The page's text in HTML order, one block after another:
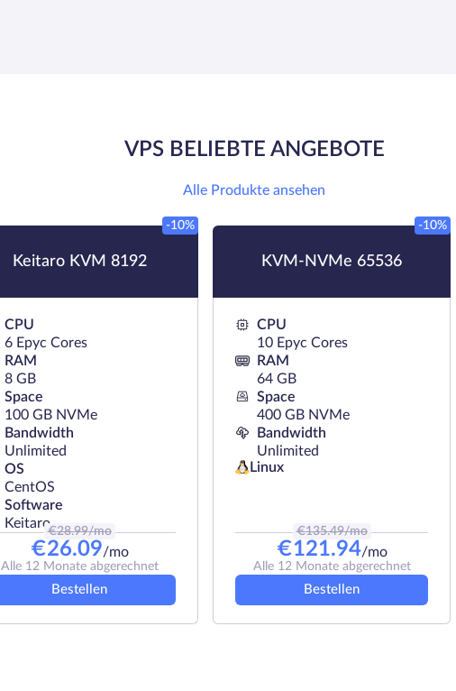
VPS BELIEBTE ANGEBOTE
Alle Produkte ansehen
Keitaro KVM 8192
-10%
CPU
6 Epyc Cores
RAM
8 GB
Space
100 GB NVMe
Bandwidth
Unlimited
OS
CentOS
Software
Keitaro
€28.99/mo
€26.09/mo
Alle 12 Monate abgerechnet
Bestellen
KVM-NVMe 65536
-10%
CPU
10 Epyc Cores
RAM
64 GB
Space
400 GB NVMe
Bandwidth
Unlimited
Linux
€135.49/mo
€121.94/mo
Alle 12 Monate abgerechnet
Bestellen